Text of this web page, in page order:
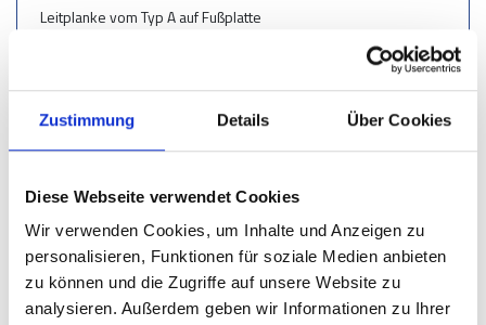
Zustimmung Details Über Cookies
Diese Webseite verwendet Cookies
Wir verwenden Cookies, um Inhalte und Anzeigen zu
personalisieren, Funktionen für soziale Medien anbieten
zu können und die Zugriffe auf unsere Website zu
analysieren. Außerdem geben wir Informationen zu Ihrer
Leitplanke vom Typ A auf Fußplatte
Leitplanke Typ B
Anfahrschutz
Radfänger
Schutz für EV-Ladesäule & EV-Ladestation
Rammschutzbügel